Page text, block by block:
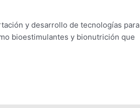
y desarrollo de tecnologías para
bioestimulantes y bionutrición que